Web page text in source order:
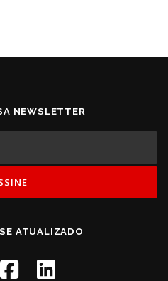
NEWSLETTER
ATUALIZADO